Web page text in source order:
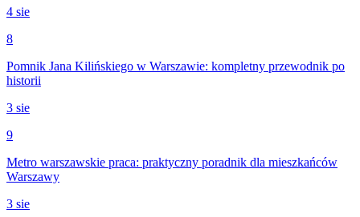
4 sie
8
Pomnik Jana Kilińskiego w Warszawie: kompletny przewodnik po
historii
3 sie
9
Metro warszawskie praca: praktyczny poradnik dla mieszkańców
Warszawy
3 sie